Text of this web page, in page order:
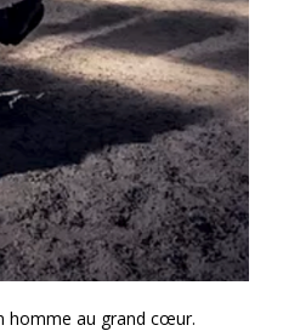
homme au grand cœur.